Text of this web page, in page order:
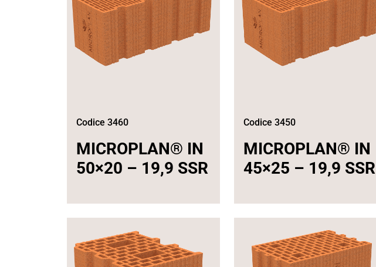
Codice 3460
MICROPLAN® IN
50×20 – 19,9 SSR
Codice 3450
MICROPLAN® IN
45×25 – 19,9 SSR